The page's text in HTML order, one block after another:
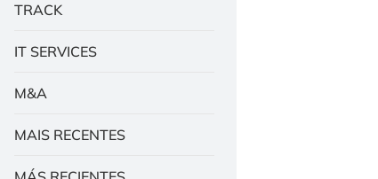
TRACK
IT SERVICES
M&A
MAIS RECENTES